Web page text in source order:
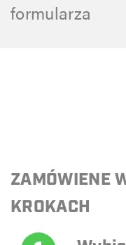
formularza
ZAMÓWIENE
KROKACH